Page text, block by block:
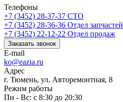
Телефоны
+7 (3452) 28-37-37 СТО
+7 (3452) 28-36-36 Отдел запчастей
+7 (3452) 22-12-22 Отдел продаж
Заказать звонок
E-mail
ko@eazia.ru
Адрес
г. Тюмень, ул. Авторемонтная, 8
Режим работы
Пн - Вс: с 8:30 до 20:30